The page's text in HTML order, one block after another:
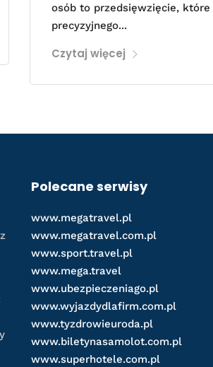
osób to przedsięwzięcie, które
precyzyjnego...
Czytaj więcej
Polecane serwisy
www.megatravel.pl
www.megatravel.com.pl
www.sport.travel.pl
www.mega.travel
www.ubezpieczeniago.pl
www.wyjazdydlafirm.com.pl
www.tyzdrowieuroda.pl
www.biletynasamolot.com.pl
www.superhotele.com.pl